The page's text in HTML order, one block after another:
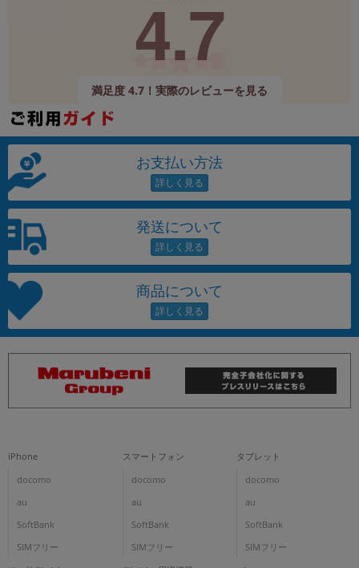
4.7
満足度 4.7！実際のレビューを見る
お支払い方法
発送について
商品について
iPhone
docomo
au
SoftBank
SIMフリー
スマートフォン
docomo
au
SoftBank
SIMフリー
タブレット
docomo
au
SoftBank
SIMフリー